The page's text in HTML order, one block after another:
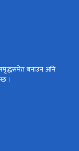
बनाउन अनि
।